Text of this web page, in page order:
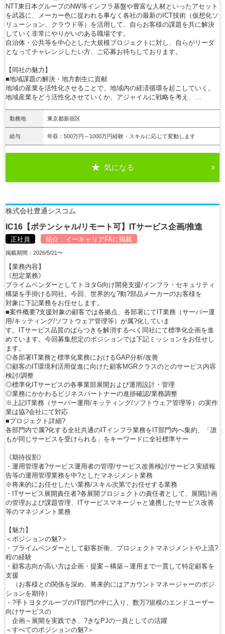
NTT東日本グループのNW等インフラ基盤や豊富な人材といったアセット
を武器に、メーカー色に捉われる事なく各社の最新のICT技術（仮想化ソ
リューション、クラウド等）を活用して、自らお客様の課題を共に解決
していく非常にやりがいのある職場です。
自治体・公共等を中心とした大規模プロジェクトに対し、自らがリーダ
となってチャレンジしたい方、ご応募お待ちしております。
【同社の魅力】
■地域課題の解決・地方創生に貢献
地域の産業を活性化させることで、地域内の経済循環を起こしていく。
地域産業をどう活性化させていくか、アジャイルに戦略を考え、…
勤務地 東京都新宿区
給与 年収：500万円～1000万円経験・スキルに応じて変動します
気になる
株式会社豊通シスコム
IC16【ポテンシャル/リモート可】ITサービス企画/推進
正社員 紹介： イーキャリアFAに掲載
掲載期間：2026/5/21〜
【業務内容】
《想定業務》
プライムベンダーとしてトヨタG向け開発支援/インフラ・セキュリティ
構築を手掛ける同社。今回、世界的な?動?部品メーカーのお客様を
対象に下記業務をお任せします。
■案件概要?支援対象の顧客では各拠点、各部署にてIT業務（サーバー運
用/キッティング/ソフトウェア管理等）が属?化していま
す。ITサービス品質のばらつきを解消するべく同社にて標準化企画を進
めています。今回募集想定のポジションでは下記ミッションをお任せし
ます。
◎各部署IT業務と標準化業務におけるGAP分析/改善
◎顧客のIT環境利活用促進に向けた顧客MGRクラスのとのサービス内容
検討/調整
◎標準化ITサービスの各事業部展開および運用設計・管理
◎業務にかかわるビジネスパートナーの進捗確認/業務調整
※上記IT業務（サーバー運用/キッティング/ソフトウェア管理等）の実作
業は協?会社にて対応
■プロジェクト詳細?
各部門内で属?化する全社共通のITインフラ業務をIT部門内へ集約、「誰
もが同じサービスを受けられる」をキーワードに全社標準サー
《期待役割》
・運用管理者?サービス運用者の管理/サービス改善検討/サービス実績報
告等の運用管理業務を中?としたマネジメント業務
※将来的にお任せしたい業務/スキル次第でお任せする業務
・ITサービス展開責任者?各展開プロジェクトの責任者として、展開計画
の管理および課題管理、ITサービスマネージャと連携したサービス改善
等のマネジメント業務
【魅力】
＜ポジションの魅?＞
・プライムベンダーとして顧客折衝、プロジェクトマネジメントや上流?
程の経験
・顧客志向が高い方は企画・提案～構築～運用まで一貫して特定顧客を
支援
（お客様との関係を深め、将来的にはアカウントマネージャーのポジ
ションを期待）
・?手トヨタグループのIT部門の中に入り、数万?規模のエンドユーザー
向けサービスの
企画～展開を実践でき、?きなPJの一員としての活躍
＜すべてのポジションの魅?＞